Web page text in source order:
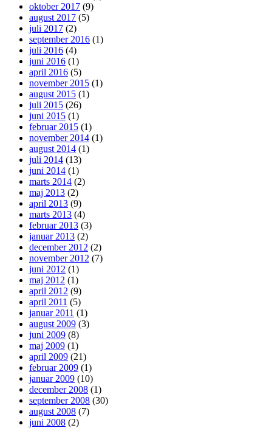
oktober 2017 (9)
august 2017 (5)
juli 2017 (2)
september 2016 (1)
juli 2016 (4)
juni 2016 (1)
april 2016 (5)
november 2015 (1)
august 2015 (1)
juli 2015 (26)
juni 2015 (1)
februar 2015 (1)
november 2014 (1)
august 2014 (1)
juli 2014 (13)
juni 2014 (1)
marts 2014 (2)
maj 2013 (2)
april 2013 (9)
marts 2013 (4)
februar 2013 (3)
januar 2013 (2)
december 2012 (2)
november 2012 (7)
juni 2012 (1)
maj 2012 (1)
april 2012 (9)
april 2011 (5)
januar 2011 (1)
august 2009 (3)
juni 2009 (8)
maj 2009 (1)
april 2009 (21)
februar 2009 (1)
januar 2009 (10)
december 2008 (1)
september 2008 (30)
august 2008 (7)
juni 2008 (2)